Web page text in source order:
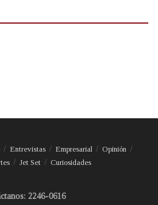
Entrevistas Empresarial
Opinión
Jet Set Curiosidades
2246-0616